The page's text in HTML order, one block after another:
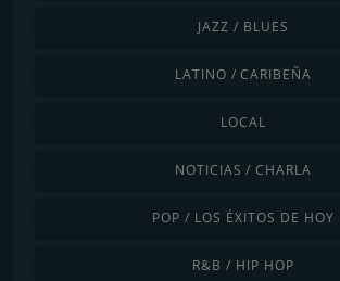
JAZZ / BLUES
LATINO / CARIBEÑA
LOCAL
NOTICIAS / CHARLA
POP / LOS ÉXITOS DE HOY
R&B / HIP HOP